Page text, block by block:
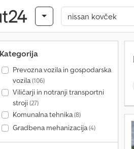
Kategorija
Prevozna vozila in gospodarska
vozila(106)
Viličarji in notranji transportni
stroji(27)
Komunalna tehnika(8)
Gradbena mehanizacija(4)